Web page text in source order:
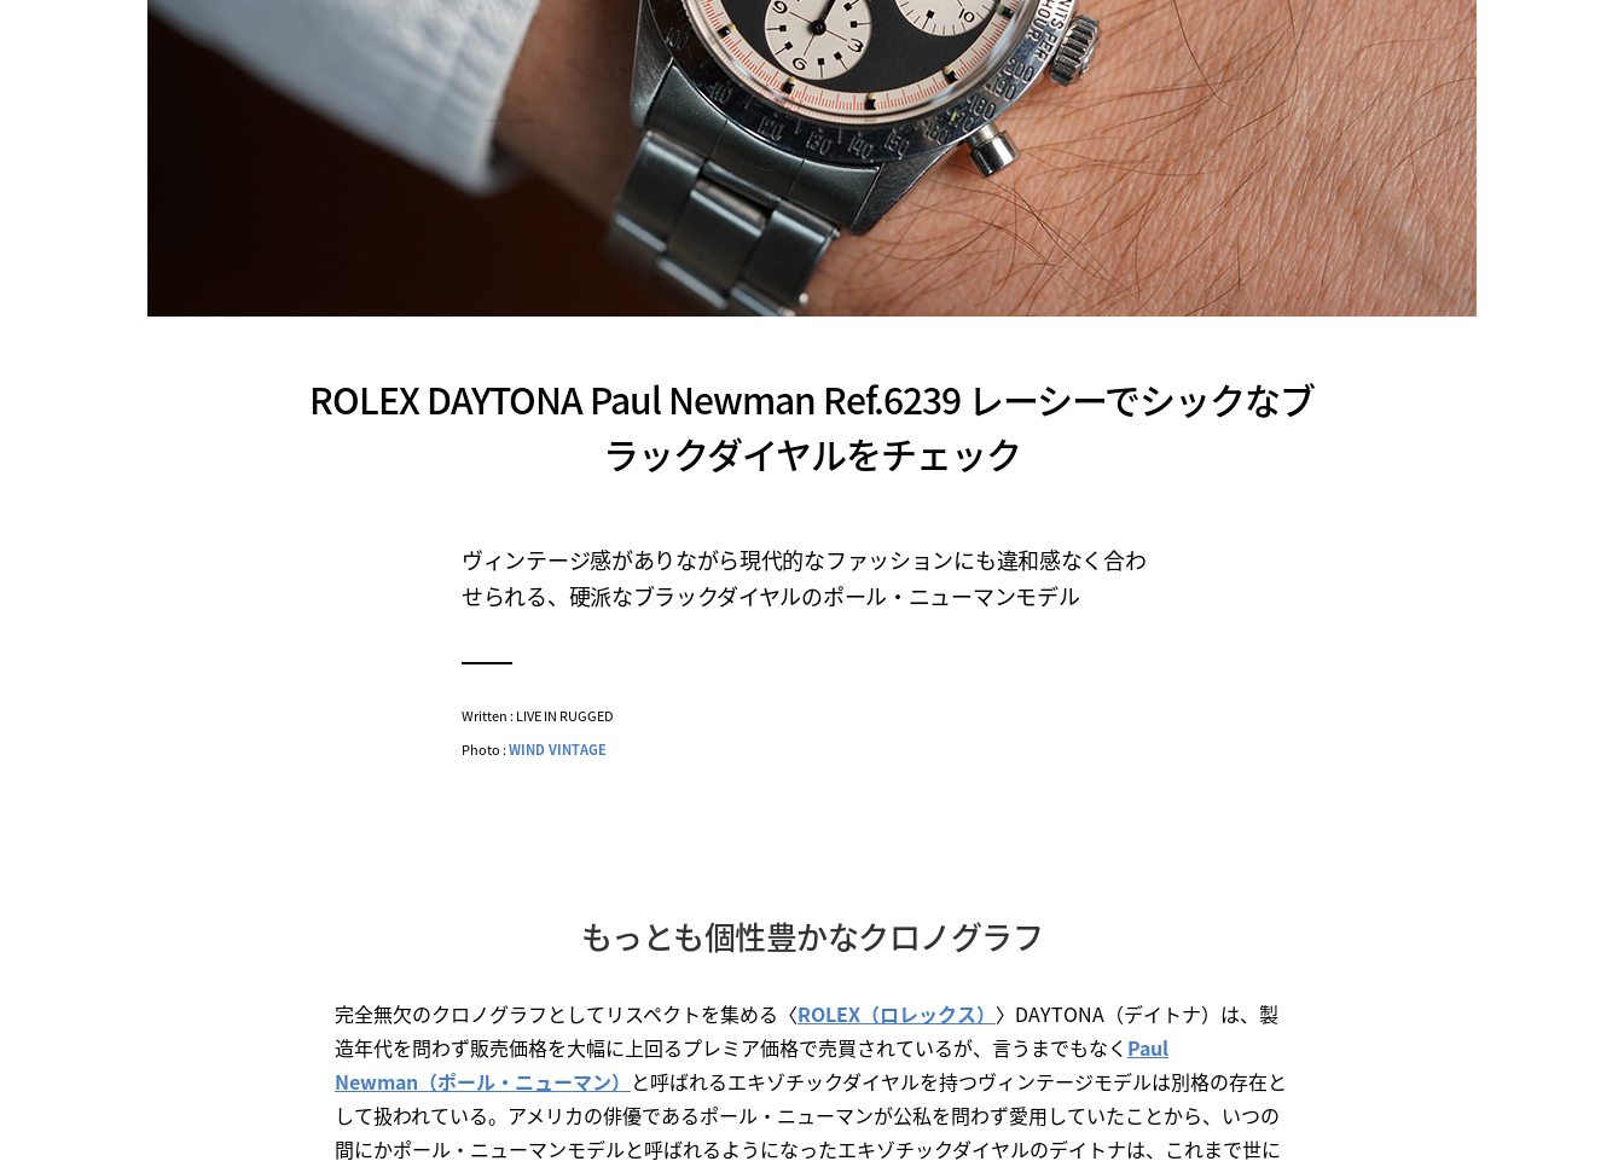
ROLEX DAYTONA Paul Newman Ref.6239 レーシーでシックなブ
ラックダイヤルをチェック
ヴィンテージ感がありながら現代的なファッションにも違和感なく合わ
せられる、硬派なブラックダイヤルのポール・ニューマンモデル
Written : LIVE IN RUGGED
Photo :WIND VINTAGE
もっとも個性豊かなクロノグラフ
完全無欠のクロノグラフとしてリスペクトを集める〈ROLEX（ロレックス） 〉DAYTONA（デイトナ）は、製
造年代を問わず販売価格を大幅に上回るプレミア価格で売買されているが、言うまでもなく Paul
Newman（ポール・ニューマン） と呼ばれるエキゾチックダイヤルを持つヴィンテージモデルは別格の存在と
して扱われている。アメリカの俳優であるポール・ニューマンが公私を問わず愛用していたことから、いつの
間にかポール・ニューマンモデルと呼ばれるようになったエキゾチックダイヤルのデイトナは、これまで世に